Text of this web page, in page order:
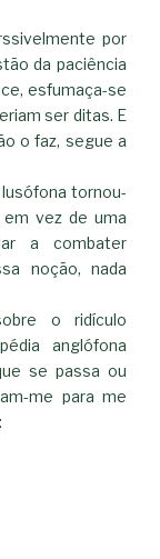
por
da paciência
esfumaça-se
ser ditas. E
o faz, segue a
tornou-
vez de uma
a combater
noção, nada
o ridículo
anglófona
se passa ou
me para me